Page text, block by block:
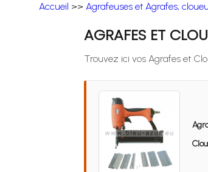
Accueil >> Agrafeuses et Agrafes,
AGRAFES ET
Trouvez ici vos Agrafes et